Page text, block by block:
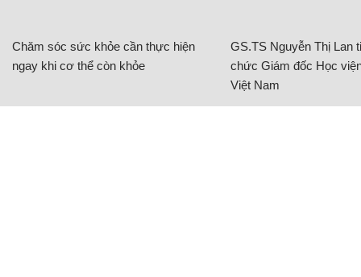
Chăm sóc sức khỏe cần thực hiện
ngay khi cơ thể còn khỏe
GS.TS Nguyễn Thị Lan
chức Giám đốc Học
Việt Nam